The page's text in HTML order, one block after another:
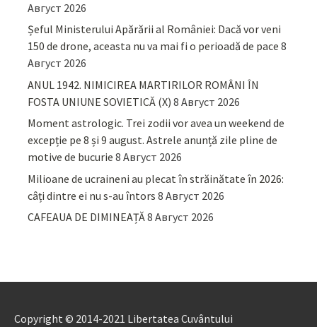
Август 2026
Șeful Ministerului Apărării al României: Dacă vor veni
150 de drone, aceasta nu va mai fi o perioadă de pace 8
Август 2026
ANUL 1942. NIMICIREA MARTIRILOR ROMÂNI ÎN
FOSTA UNIUNE SOVIETICĂ (X) 8 Август 2026
Moment astrologic. Trei zodii vor avea un weekend de
excepție pe 8 și 9 august. Astrele anunță zile pline de
motive de bucurie 8 Август 2026
Milioane de ucraineni au plecat în străinătate în 2026:
câți dintre ei nu s-au întors 8 Август 2026
CAFEAUA DE DIMINEAȚĂ8 Август 2026
Copyright © 2014-2021 Libertatea Cuvântului